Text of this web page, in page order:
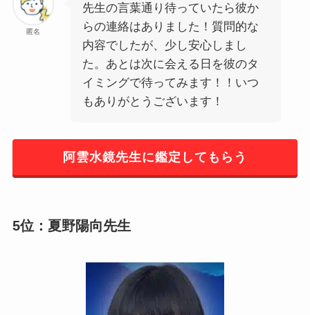
匿名
先生の言葉通り待っていたら彼か
らの連絡はありました！質問的な
内容でしたが、少し安心しまし
た。あとは次に会える日を彼のタ
イミングで待ってみます！！いつ
もありがとうございます！
阿雲水鏡先生に鑑定してもらう
5位：夏野陽向先生